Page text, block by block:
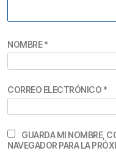
NOMBRE*
CORREO ELECTRÓNICO *
GUARDA MI NOMBRE,
NAVEGADOR PARA LA